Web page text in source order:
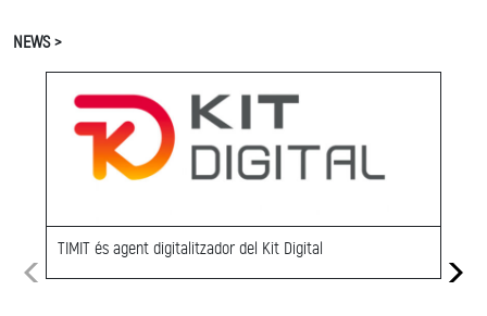
NEWS >
TIMIT és agent digitalitzador del Kit Digital